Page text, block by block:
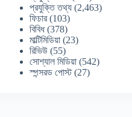
প্রযুক্তি তথ্য (2,463)
ফিচার(103)
বিবিধ(378)
মাল্টিমিডিয়া (23)
রিভিউ (55)
সোশ্যাল মিডিয়া (542)
স্পন্সরড পোস্ট(27)